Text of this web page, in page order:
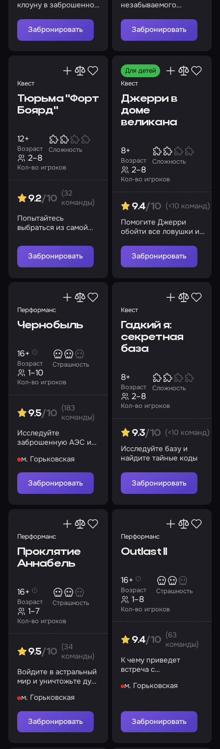
клоуну в заброшенном
Забронировать
незабываемого
предотвратите
апокалипсис
Забронировать
Квест
Тюрьма "Форт
Боярд"
Возраст
12+
Сложность
Кол-во игроков
2–8
9.2/10
(32
команды)
Попытайтесь
выбраться из самой
включив силу
интеллекта
Забронировать
Для детей
Квест
Джерри в
доме
великана
Возраст
8+
Сложность
Кол-во игроков
2–8
9.4/10 (<10 команд)
Помогите Джерри
обойти все ловушки и
заполучить
долгожданные кусочки
сыра
Забронировать
Перформанс
Чернобыль
Возраст
16+
Страшность
Кол-во игроков
1–10
9.5/10
(183
команды)
Исследуйте
заброшенную АЭС и
м. Горьковская
Забронировать
Квест
Гадкий я:
секретная
база
Возраст
8+
Сложность
Кол-во игроков
2–8
9.3/10 (<10 команд)
Исследуйте базу и
найдите тайные коды
Забронировать
Перформанс
Проклятие
Аннабель
Возраст
16+
Страшность
Кол-во игроков
1–7
9.5/10
(34
команды)
Войдите в астральный
мир и уничтожьте дух
там навсегда…
м. Горьковская
Забронировать
Перформанс
Outlast II
Возраст
16+
Страшность
Кол-во игроков
1–8
9.4/10
(63
команды)
К чему приведет
встреча с
пастором?
м. Горьковская
Забронировать